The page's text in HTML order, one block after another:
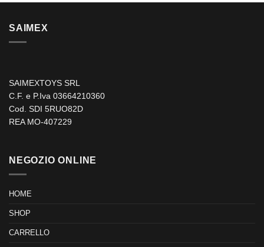
SAIMEX
SAIMEXTOYS SRL
C.F. e P.Iva 03664210360
Cod. SDI 5RUO82D
REA MO-407229
NEGOZIO ONLINE
HOME
SHOP
CARRELLO